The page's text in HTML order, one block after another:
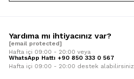
Yardıma mı ihtiyacınız var?
[email protected]
Hafta içi 09:00 - 20:00 veya
WhatsApp Hattı +90 850 333 0 567
Hafta içi 09:00 - 20:00 destek alabilirsiniz